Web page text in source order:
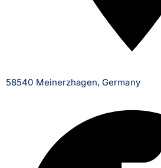
58540 Meinerzhagen, Germany